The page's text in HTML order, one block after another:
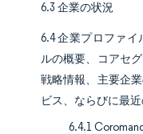
6.3 企業の状況
6.4 企業プロファ
ルの概要、コアセ
戦略情報、主要企
ビス、ならびに最近
6.4.1